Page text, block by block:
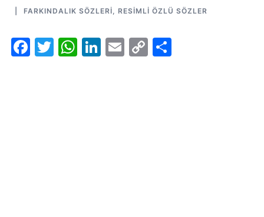
FARKINDALIK SÖZLERI RESIMLI ÖZLÜ SÖZLER
Facebook
Twitter
WhatsApp
LinkedIn
Email
Copy